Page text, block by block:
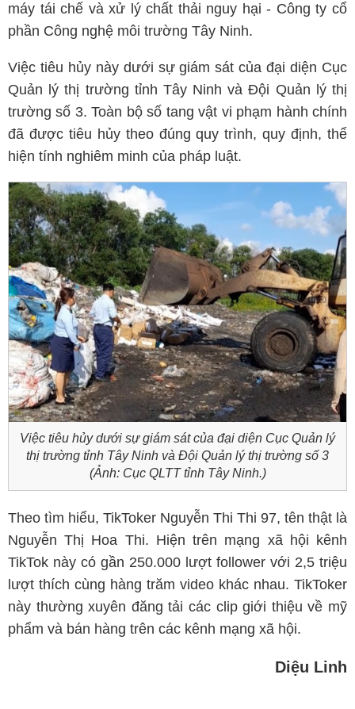
máy tái chế và xử lý chất thải nguy hại - Công ty cổ
phần Công nghệ môi trường Tây Ninh.
Việc tiêu hủy này dưới sự giám sát của đại diện Cục
Quản lý thị trường tỉnh Tây Ninh và Đội Quản lý thị
trường số 3. Toàn bộ số tang vật vi phạm hành chính
đã được tiêu hủy theo đúng quy trình, quy định, thể
hiện tính nghiêm minh của pháp luật.
Việc tiêu hủy dưới sự giám sát của đại diện Cục Quản lý
thị trường tỉnh Tây Ninh và Đội Quản lý thị trường số 3
(Ảnh: Cục QLTT tỉnh Tây Ninh.)
Theo tìm hiểu, TikToker Nguyễn Thi Thi 97, tên thật là
Nguyễn Thị Hoa Thi. Hiện trên mạng xã hội kênh
TikTok này có gần 250.000 lượt follower với 2,5 triệu
lượt thích cùng hàng trăm video khác nhau. TikToker
này thường xuyên đăng tải các clip giới thiệu về mỹ
phẩm và bán hàng trên các kênh mạng xã hội.
Diệu Linh